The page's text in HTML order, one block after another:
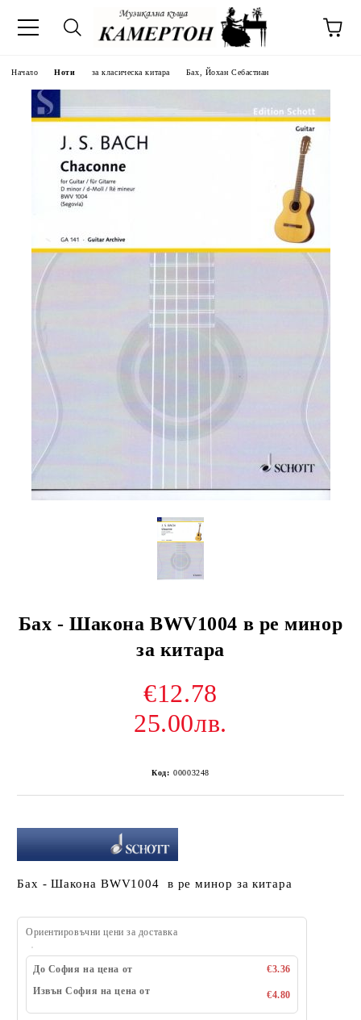
Начало Ноти за класическа китара Бах, Йохан Себастиан
Бах - Шакона BWV1004 в ре минор
за китара
€12.78
25.00лв.
Код: 00003248
Бах - Шакона BWV1004 в ре минор за китара
Ориентировъчни цени за доставка
До София на цена от
€3.36
Извън София на цена от
€4.80